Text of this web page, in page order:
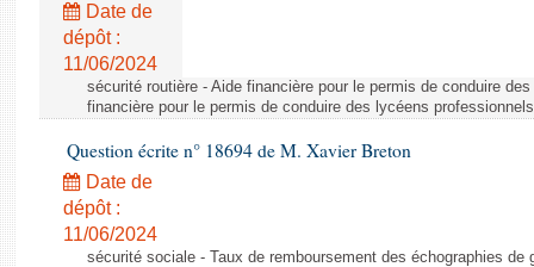
Date de
dépôt :
11/06/2024
sécurité routière - Aide financière pour le permis de conduire
financière pour le permis de conduire des lycéens professionnels
Question écrite n° 18694 de M. Xavier Breton
Date de
dépôt :
11/06/2024
sécurité sociale - Taux de remboursement des échographies de